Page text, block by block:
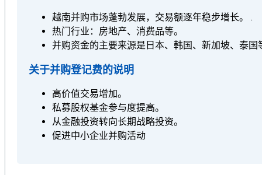
越南并购市场蓬勃发展，交易额逐年稳步增长。 .
热门行业：房地产、消费品等。
并购资金的主要来源是日本、韩国、新加坡、泰
关于并购登记费的说明
高价值交易增加。
私募股权基金参与度提高。
从金融投资转向长期战略投资。
促进中小企业并购活动